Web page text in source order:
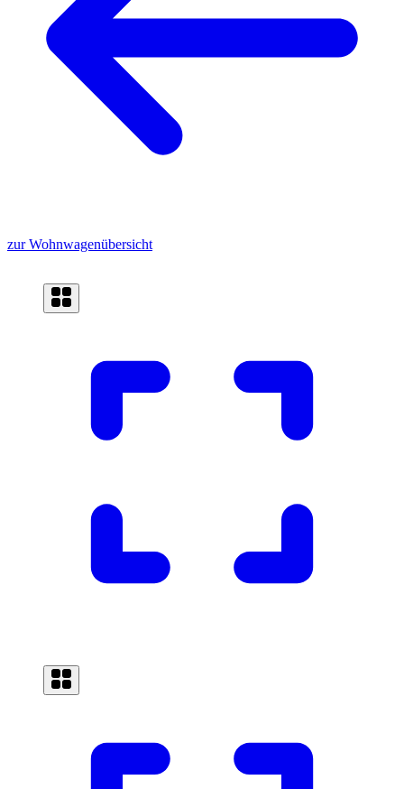
zur Wohnwagenübersicht